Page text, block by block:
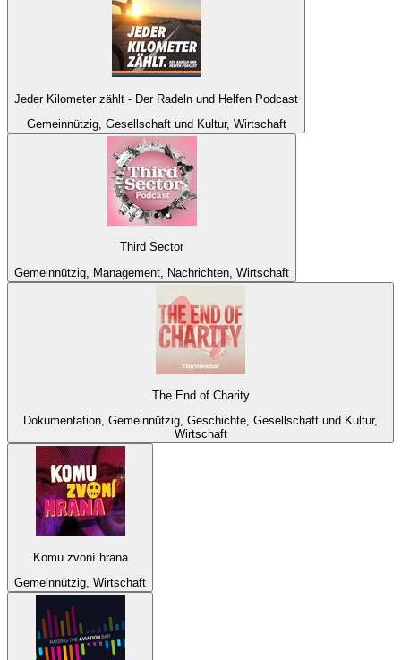
Jeder Kilometer zählt - Der Radeln und Helfen Podcast
Gemeinnützig, Gesellschaft und Kultur, Wirtschaft
Third Sector
Gemeinnützig, Management, Nachrichten, Wirtschaft
The End of Charity
Dokumentation, Gemeinnützig, Geschichte, Gesellschaft und Kultur,
Wirtschaft
Komu zvoní hrana
Gemeinnützig, Wirtschaft